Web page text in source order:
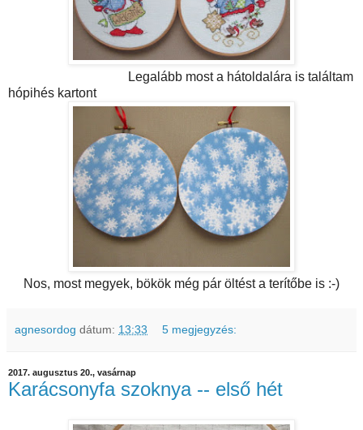
Legalább most a hátoldalára is találtam
hópihés kartont
Nos, most megyek, bökök még pár öltést a terítőbe is :-)
agnesordog dátum: 13:33 5 megjegyzés:
2017. augusztus 20., vasárnap
Karácsonyfa szoknya -- első hét